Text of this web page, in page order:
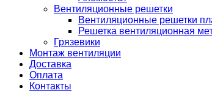
Вентиляционные решетки
Вентиляционные решетки
Решетка вентиляционная
Грязевики
Монтаж вентиляции
Доставка
Оплата
Контакты